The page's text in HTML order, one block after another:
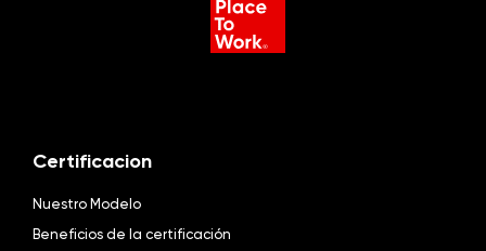
Certificacion
Nuestro Modelo
Beneficios de la certificación